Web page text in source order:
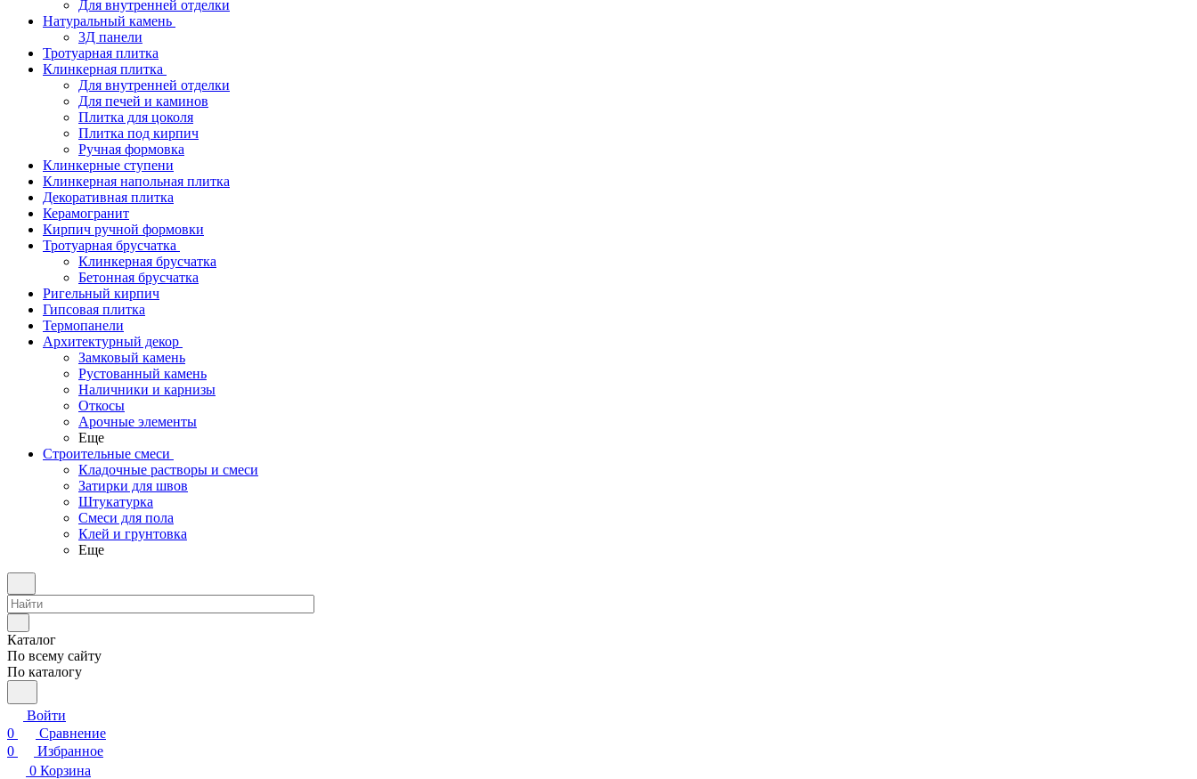
Для внутренней отделки
Натуральный камень
3Д панели
Тротуарная плитка
Клинкерная плитка
Для внутренней отделки
Для печей и каминов
Плитка для цоколя
Плитка под кирпич
Ручная формовка
Клинкерные ступени
Клинкерная напольная плитка
Декоративная плитка
Керамогранит
Кирпич ручной формовки
Тротуарная брусчатка
Клинкерная брусчатка
Бетонная брусчатка
Ригельный кирпич
Гипсовая плитка
Термопанели
Архитектурный декор
Замковый камень
Рустованный камень
Наличники и карнизы
Откосы
Арочные элементы
Еще
Строительные смеси
Кладочные растворы и смеси
Затирки для швов
Штукатурка
Смеси для пола
Клей и грунтовка
Еще
Каталог
По всему сайту
По каталогу
Войти
0
Сравнение
0
Избранное
0 Корзина